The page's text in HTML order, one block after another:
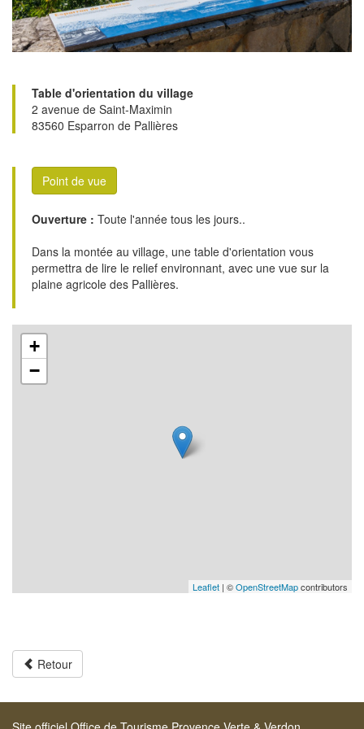
Table d'orientation du village
2 avenue de Saint-Maximin
83560 Esparron de Pallières
Point de vue
Ouverture : Toute l'année tous les jours..
Dans la montée au village, une table d'orientation vous
permettra de lire le relief environnant, avec une vue sur la
plaine agricole des Pallières.
+
−
Leaflet | ©OpenStreetMapcontributors
Retour